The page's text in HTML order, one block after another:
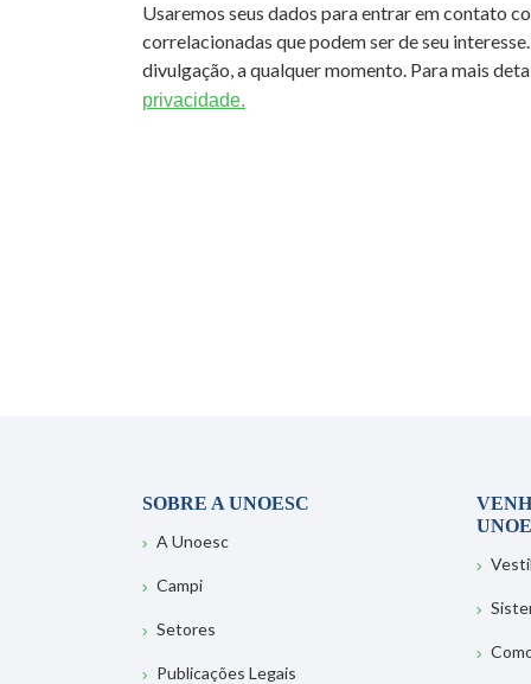
Usaremos seus dados para entrar em contato
correlacionadas que podem ser de seu
divulgação, a qualquer momento. Para mais
privacidade.
SOBRE A UNOESC
A Unoesc
Campi
Setores
Publicações Legais